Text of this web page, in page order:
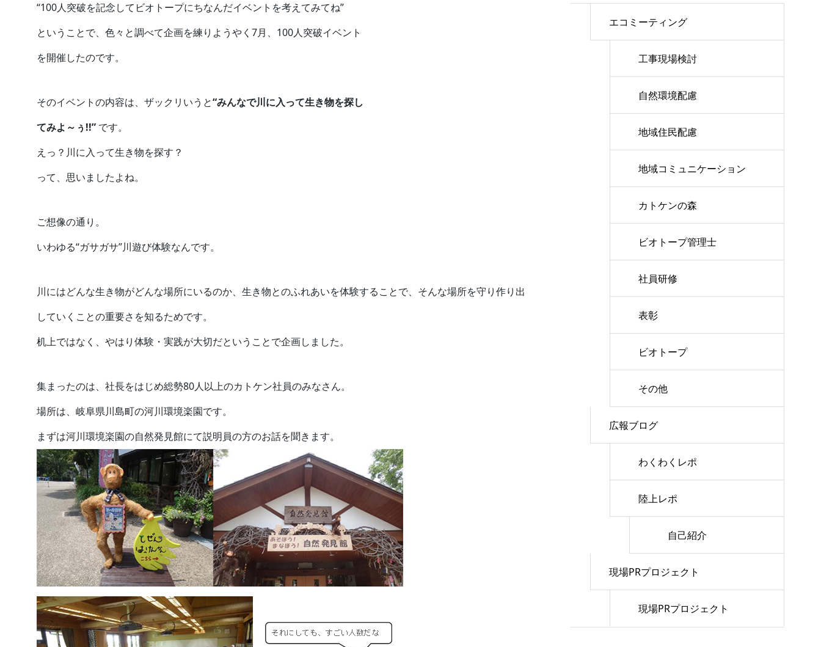
“100人突破を記念してビオトープにちなんだイベントを考えてみてね”
ということで、色々と調べて企画を練りようやく7月、100人突破イベント
を開催したのです。
そのイベントの内容は、ザックリいうと“みんなで川に入って生き物を探し
てみよ～ぅ!!” です。
えっ？川に入って生き物を探す？
って、思いましたよね。
ご想像の通り。
いわゆる“ガサガサ”川遊び体験なんです。
川にはどんな生き物がどんな場所にいるのか、生き物とのふれあいを体験することで、そんな場所を守り作り出
していくことの重要さを知るためです。
机上ではなく、やはり体験・実践が大切だということで企画しました。
集まったのは、社長をはじめ総勢80人以上のカトケン社員のみなさん。
場所は、岐阜県川島町の河川環境楽園です。
まずは河川環境楽園の自然発見館にて説明員の方のお話を聞きます。
エコミーティング
工事現場検討
自然環境配慮
地域住民配慮
地域コミュニケーション
カトケンの森
ビオトープ管理士
社員研修
表彰
ビオトープ
その他
広報ブログ
わくわくレポ
陸上レポ
自己紹介
現場PRプロジェクト
現場PRプロジェクト